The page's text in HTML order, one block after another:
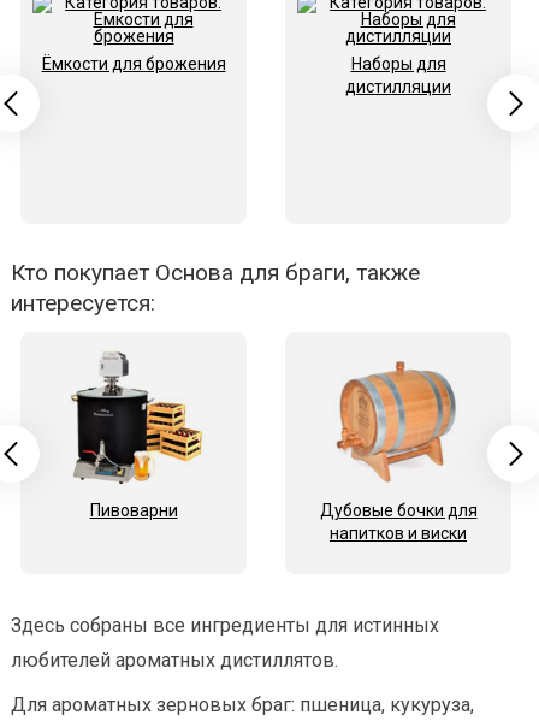
Ёмкости для брожения
Наборы для
дистилляции
Кто покупает Основа для браги, также
интересуется:
Пивоварни
Дубовые бочки для
напитков и виски
Здесь собраны все ингредиенты для истинных
любителей ароматных дистиллятов.
Для ароматных зерновых браг: пшеница, кукуруза,